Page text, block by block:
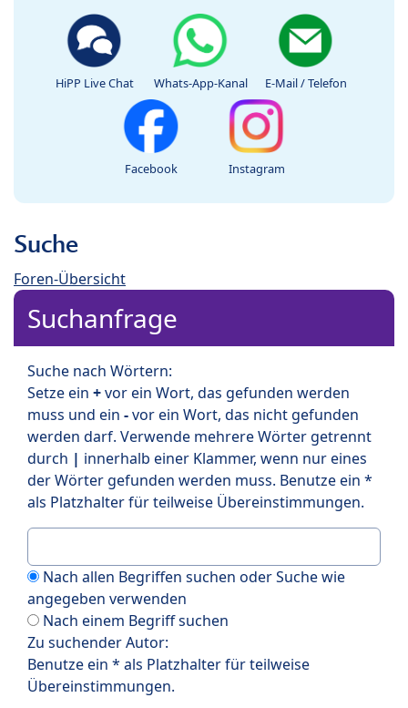
HiPP Live Chat Whats-App-Kanal E-Mail / Telefon
Facebook Instagram
Suche
Foren-Übersicht
Suchanfrage
Suche nach Wörtern:
Setze ein +vor ein Wort, das gefunden werden
muss und ein -vor ein Wort, das nicht gefunden
werden darf. Verwende mehrere Wörter getrennt
durch | innerhalb einer Klammer, wenn nur eines
der Wörter gefunden werden muss. Benutze ein *
als Platzhalter für teilweise Übereinstimmungen.
Nach allen Begriffen suchen oder Suche wie
angegeben verwenden
Nach einem Begriff suchen
Zu suchender Autor:
Benutze ein * als Platzhalter für teilweise
Übereinstimmungen.